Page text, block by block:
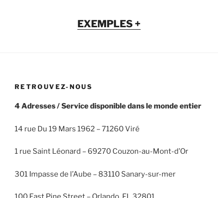
EXEMPLES +
RETROUVEZ-NOUS
4 Adresses / Service disponible dans le monde entier
14 rue Du 19 Mars 1962 – 71260 Viré
1 rue Saint Léonard – 69270 Couzon-au-Mont-d’Or
301 Impasse de l’Aube – 83110 Sanary-sur-mer